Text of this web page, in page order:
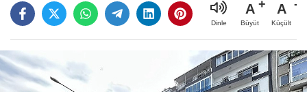
Dinle
A
Büyüt
A
Küçült